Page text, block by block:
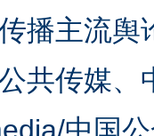
播主流
共传媒